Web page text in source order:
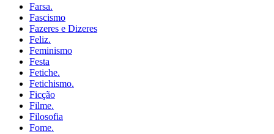
Farsa.
Fascismo
Fazeres e Dizeres
Feliz.
Feminismo
Festa
Fetiche.
Fetichismo.
Ficção
Filme.
Filosofia
Fome.